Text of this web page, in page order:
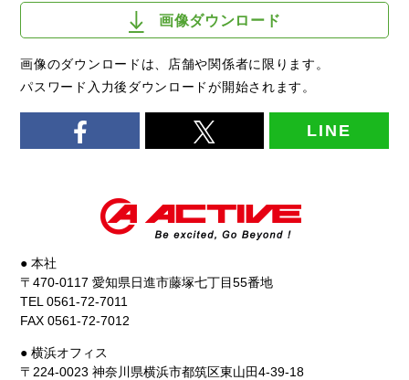
画像ダウンロード
画像のダウンロードは、店舗や関係者に限ります。
パスワード入力後ダウンロードが開始されます。
LINE
● 本社
〒470-0117 愛知県日進市藤塚七丁目55番地
TEL 0561-72-7011
FAX 0561-72-7012
● 横浜オフィス
〒224-0023 神奈川県横浜市都筑区東山田4-39-18